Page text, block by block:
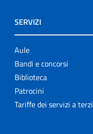
SERVIZI
Aule
Bandi e concorsi
Biblioteca
Patrocini
Tariffe dei servizi a terzi